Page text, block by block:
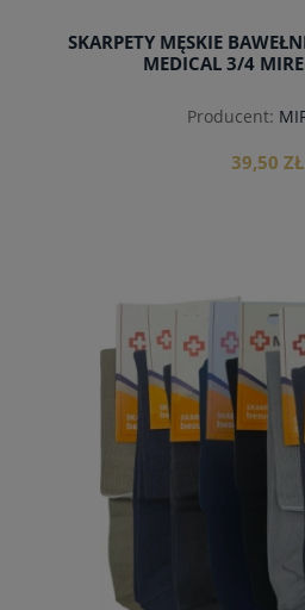
SKARPETY MĘSKIE
MEDICAL 3/4
Producent:
39,50 ZŁ
do koszyka